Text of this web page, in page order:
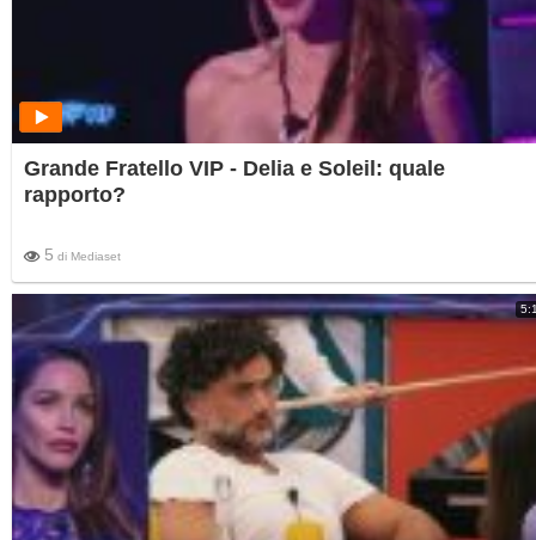
Grande Fratello VIP - Delia e Soleil: quale
rapporto?
5 di Mediaset